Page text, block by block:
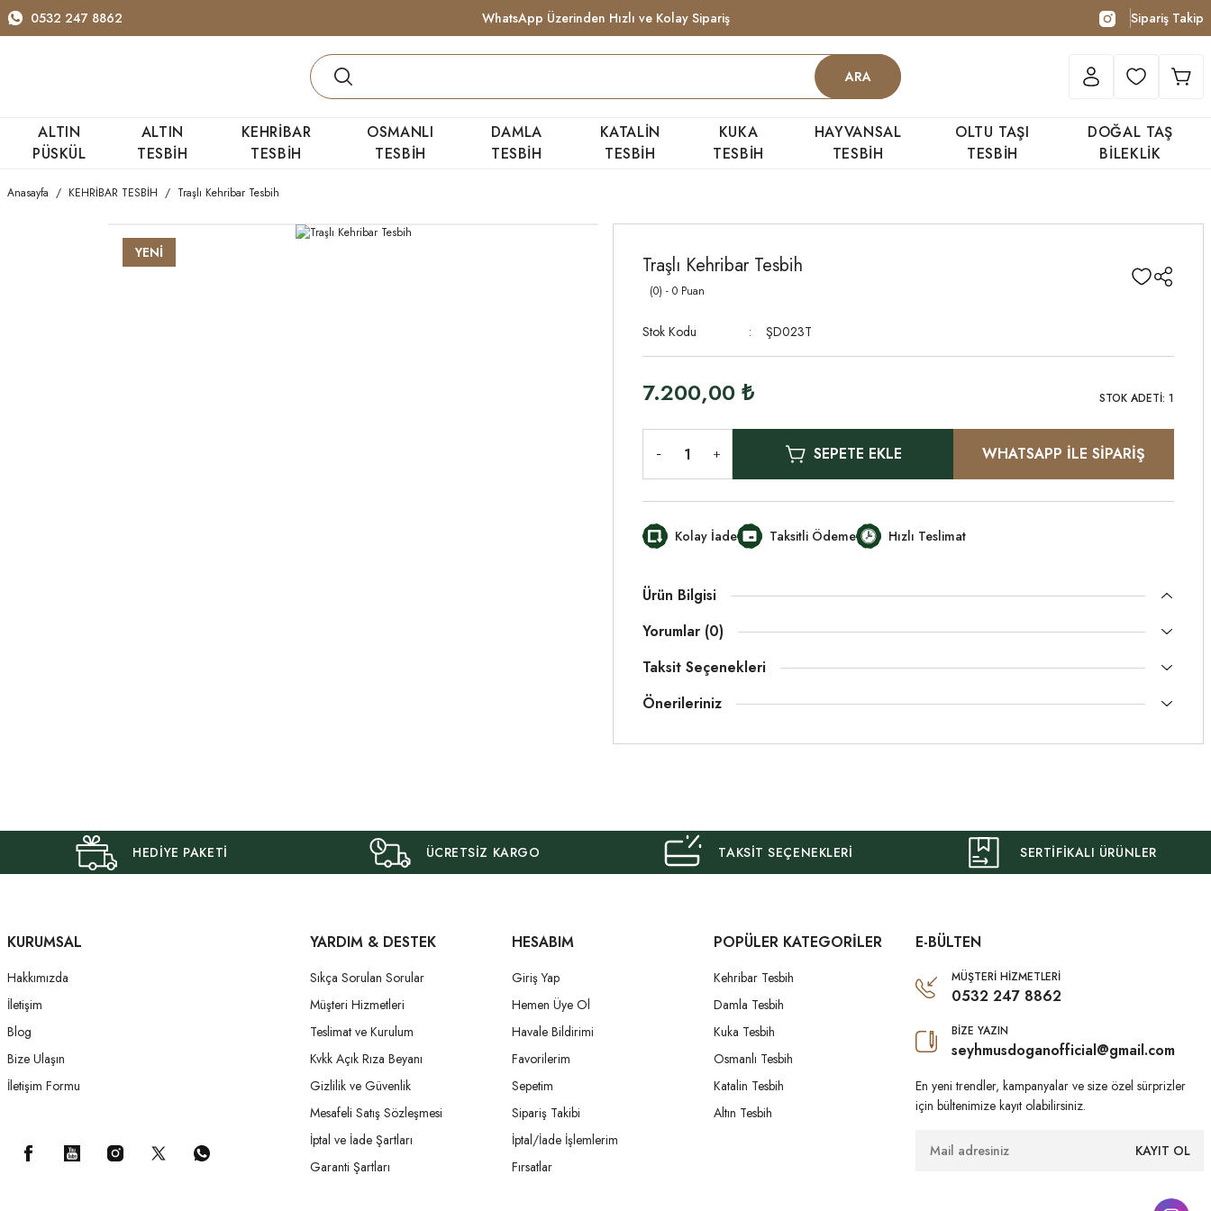
0532 247 8862 WhatsApp Üzerinden Hızlı ve Kolay Sipariş Sipariş Takip
ARA
ALTIN
PÜSKÜL
ALTIN
TESBİH
KEHRİBAR
TESBİH
OSMANLI
TESBİH
DAMLA
TESBİH
KATALİN
TESBİH
KUKA
TESBİH
HAYVANSAL
TESBİH
OLTU TAŞI
TESBİH
DOĞAL TAŞ
BİLEKLİK
Anasayfa KEHRİBAR TESBİH Traşlı Kehribar Tesbih
YENİ
Traşlı Kehribar Tesbih
(0) - 0 Puan
Stok Kodu ŞD023T
7.200,00 ₺ STOK ADETİ: 1
SEPETE EKLE WHATSAPP İLE SİPARİŞ
Kolay İade Taksitli Ödeme Hızlı Teslimat
Ürün Bilgisi
Yorumlar (0)
Taksit Seçenekleri
Önerileriniz
HEDİYE PAKETİ ÜCRETSİZ KARGO TAKSİT SEÇENEKLERİ SERTİFİKALI ÜRÜNLER
KURUMSAL
Hakkımızda
İletişim
Blog
Bize Ulaşın
İletişim Formu
YARDIM & DESTEK
Sıkça Sorulan Sorular
Müşteri Hizmetleri
Teslimat ve Kurulum
Kvkk Açık Rıza Beyanı
Gizlilik ve Güvenlik
Mesafeli Satış Sözleşmesi
İptal ve İade Şartları
Garanti Şartları
HESABIM
Giriş Yap
Hemen Üye Ol
Havale Bildirimi
Favorilerim
Sepetim
Sipariş Takibi
İptal/İade İşlemlerim
Fırsatlar
POPÜLER KATEGORİLER
Kehribar Tesbih
Damla Tesbih
Kuka Tesbih
Osmanlı Tesbih
Katalin Tesbih
Altın Tesbih
E-BÜLTEN
MÜŞTERİ HİZMETLERİ
0532 247 8862
BİZE YAZIN
seyhmusdoganofficial@gmail.com
En yeni trendler, kampanyalar ve size özel sürprizler
için bültenimize kayıt olabilirsiniz.
KAYIT OL